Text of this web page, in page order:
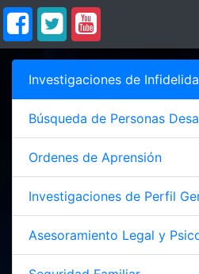
Investigaciones de
Búsqueda de Personas
Ordenes de Aprensión
Investigaciones de Perfil
Asesoramiento Legal y